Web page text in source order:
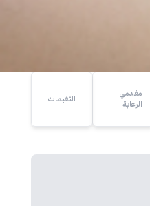
مقدمي
الرعاية
التقيمات